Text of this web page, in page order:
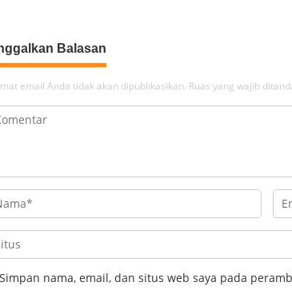
Balasan
email Anda tidak akan dipublikasikan. Ruas yang wajib
Simpan nama, email, dan situs web saya pada